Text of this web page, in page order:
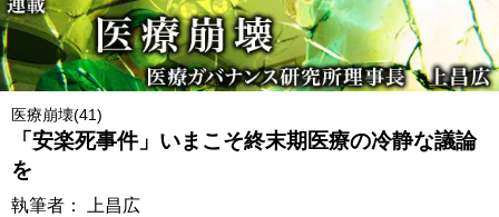
医療崩壊(41)
「安楽死事件」いまこそ終末期医療の冷静な議論
を
執筆者： 上昌広